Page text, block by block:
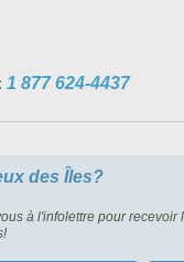
1 877 624-4437
des Îles?
à l'infolettre pour